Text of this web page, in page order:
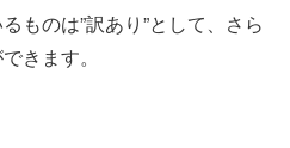
ものは”訳あり”として、さら
きます。